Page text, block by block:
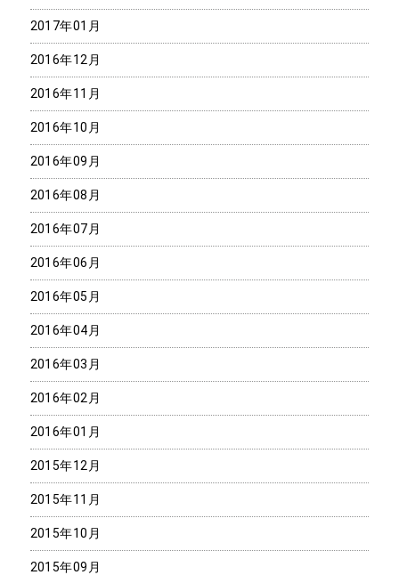
2017年01月
2016年12月
2016年11月
2016年10月
2016年09月
2016年08月
2016年07月
2016年06月
2016年05月
2016年04月
2016年03月
2016年02月
2016年01月
2015年12月
2015年11月
2015年10月
2015年09月